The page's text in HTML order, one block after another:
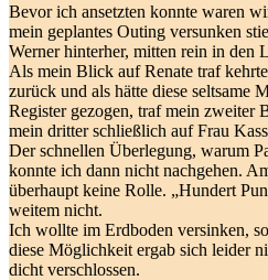
Bevor ich ansetzten konnte waren
mein geplantes Outing versunken
Werner hinterher, mitten rein in den
Als mein Blick auf Renate traf
zurück und als hätte diese seltsame
Register gezogen, traf mein zweiter
mein dritter schließlich auf Frau
Der schnellen Überlegung, warum
konnte ich dann nicht nachgehen.
überhaupt keine Rolle. „Hundert
weitem nicht.
Ich wollte im Erdboden versinken,
diese Möglichkeit ergab sich leider
dicht verschlossen.